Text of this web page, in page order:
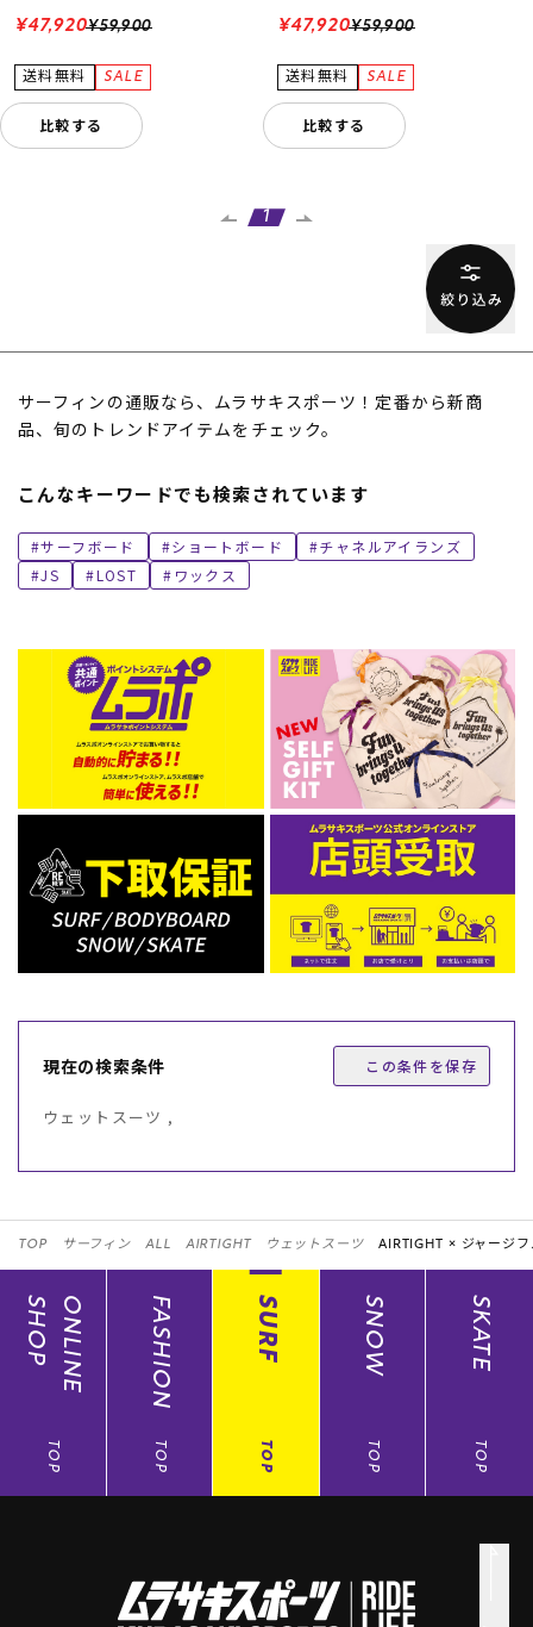
¥59,900
¥47,920
比較する
¥59,900
¥47,920
比較する
1
サーフィンの通販なら、ムラサキスポーツ！定番から新商
品、旬のトレンドアイテムをチェック。
こんなキーワードでも検索されています
サーフボード ショートボード
チャネルアイランズ
JS
LOST ワックス
現在の検索条件 この条件を保存
ウェットスーツ ,
TOP サーフィン ALL AIRTIGHT ウェットスーツ AIRTIGHT × ジャージ
ONLINE
SHOP
TOP
FASHION
TOP
SURF
TOP
SNOW
TOP
SKATE
TOP